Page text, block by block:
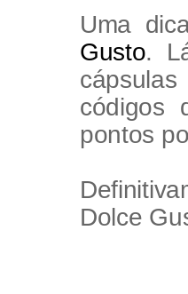
Uma
Gusto.
códigos
pontos
Dolce